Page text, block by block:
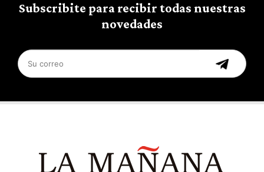
Subscribite para recibir todas nuestras
novedades